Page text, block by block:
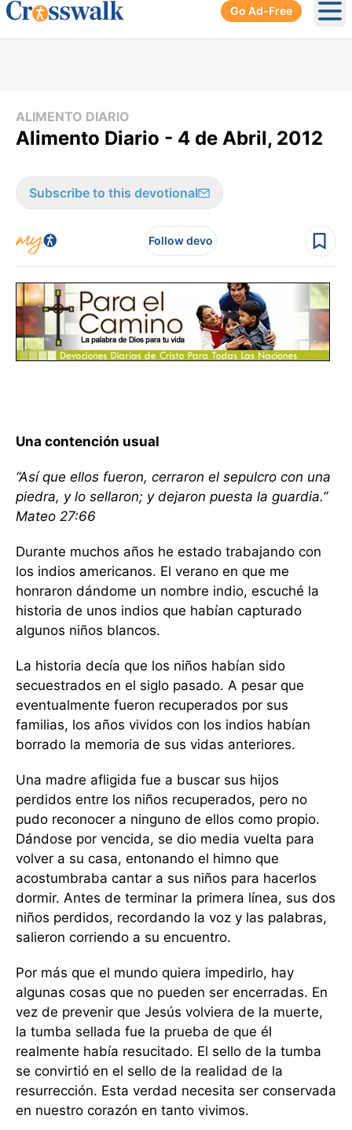
Go Ad-Free
ALIMENTO DIARIO
Alimento Diario - 4 de Abril, 2012
Subscribe to this devotional
Follow devo
Una contención usual
“Así que ellos fueron, cerraron el sepulcro con una
piedra, y lo sellaron; y dejaron puesta la guardia.”
Mateo 27:66
Durante muchos años he estado trabajando con
los indios americanos. El verano en que me
honraron dándome un nombre indio, escuché la
historia de unos indios que habían capturado
algunos niños blancos.
La historia decía que los niños habían sido
secuestrados en el siglo pasado. A pesar que
eventualmente fueron recuperados por sus
familias, los años vividos con los indios habían
borrado la memoria de sus vidas anteriores.
Una madre afligida fue a buscar sus hijos
perdidos entre los niños recuperados, pero no
pudo reconocer a ninguno de ellos como propio.
Dándose por vencida, se dio media vuelta para
volver a su casa, entonando el himno que
acostumbraba cantar a sus niños para hacerlos
dormir. Antes de terminar la primera línea, sus dos
niños perdidos, recordando la voz y las palabras,
salieron corriendo a su encuentro.
Por más que el mundo quiera impedirlo, hay
algunas cosas que no pueden ser encerradas. En
vez de prevenir que Jesús volviera de la muerte,
la tumba sellada fue la prueba de que él
realmente había resucitado. El sello de la tumba
se convirtió en el sello de la realidad de la
resurrección. Esta verdad necesita ser conservada
en nuestro corazón en tanto vivimos.